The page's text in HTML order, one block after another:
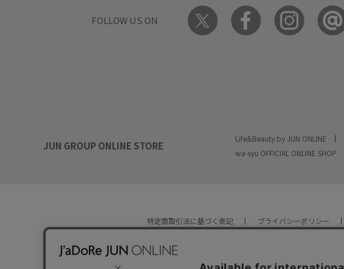
FOLLOW US ON
JUN GROUP ONLINE STORE
Life&Beauty by JUN ONLINE
wa-syu OFFICIAL ONLINE SHOP
特定商取引法に基づく表記 プライバシーポリシー